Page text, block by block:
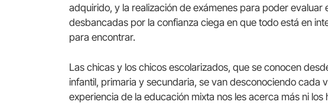
adquirido, y la realización de exámenes para poder evaluar
desbancadas por la confianza ciega en que todo está en
para encontrar.
Las chicas y los chicos escolarizados, que se conocen
infantil, primaria y secundaria, se van desconociendo cada
experiencia de la educación mixta nos les acerca más ni